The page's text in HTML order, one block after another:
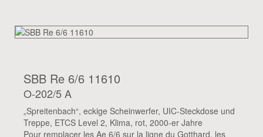
SBB Re 6/6 11610
O-202/5 A
„Spreitenbach“, eckige Scheinwerfer, UIC-Steckdose und
Treppe, ETCS Level 2, Klima, rot, 2000-er Jahre
Pour remplacer les Ae 6/6 sur la ligne du Gotthard, les